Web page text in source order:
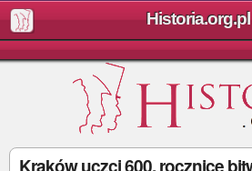
Historia.org.pl
Kraków uczci 600. rocznicę